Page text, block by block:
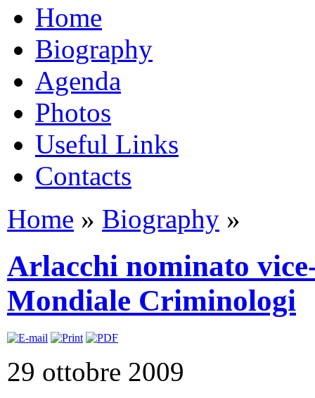
Home
Biography
Agenda
Photos
Useful Links
Contacts
Home » Biography »
Arlacchi nominato
Mondiale Criminologi
29 ottobre 2009